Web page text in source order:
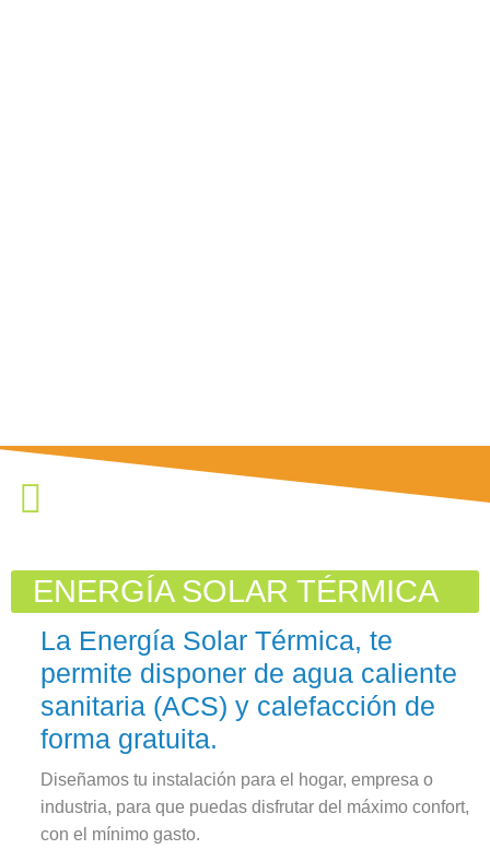
ENERGÍA SOLAR TÉRMICA
La Energía Solar Térmica, te
permite disponer de agua caliente
sanitaria (ACS) y calefacción de
forma gratuita.
Diseñamos tu instalación para el hogar, empresa o
industria, para que puedas disfrutar del máximo confort,
con el mínimo gasto.